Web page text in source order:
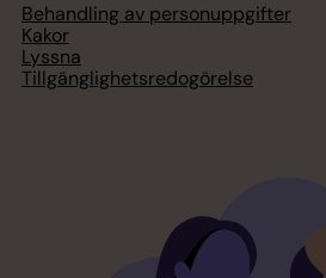
Behandling av personuppgifter
Kakor
Lyssna
Tillgänglighetsredogörelse